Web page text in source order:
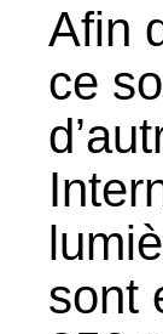
Afin
ce
sont